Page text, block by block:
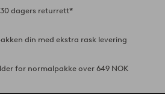
30 dagers returrett*
din med ekstra rask levering
for normalpakke over 649 NOK